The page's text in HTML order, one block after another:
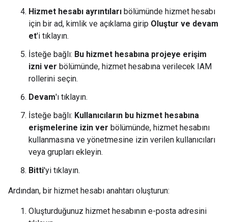
Hizmet hesabı ayrıntıları bölümünde hizmet hesabı
için bir ad, kimlik ve açıklama girip Oluştur ve devam
et'i tıklayın.
İsteğe bağlı: Bu hizmet hesabına projeye erişim
izni ver bölümünde, hizmet hesabına verilecek IAM
rollerini seçin.
Devam'ı tıklayın.
İsteğe bağlı: Kullanıcıların bu hizmet hesabına
erişmelerine izin ver bölümünde, hizmet hesabını
kullanmasına ve yönetmesine izin verilen kullanıcıları
veya grupları ekleyin.
Bitti'yi tıklayın.
Ardından, bir hizmet hesabı anahtarı oluşturun:
Oluşturduğunuz hizmet hesabının e-posta adresini